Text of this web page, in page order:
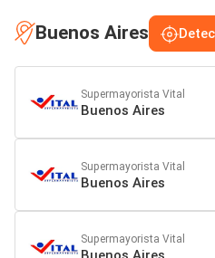
Buenos Aires
Supermayorista Vital
Buenos Aires
Supermayorista Vital
Buenos Aires
Supermayorista Vital